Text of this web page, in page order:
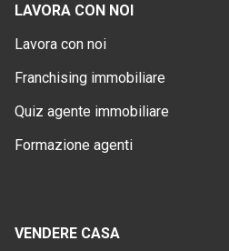
LAVORA CON NOI
Lavora con noi
Franchising immobiliare
Quiz agente immobiliare
Formazione agenti
VENDERE CASA